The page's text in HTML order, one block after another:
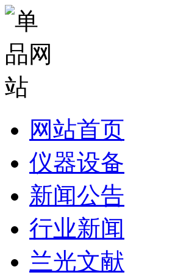
网站首页
仪器设备
新闻公告
行业新闻
兰光文献